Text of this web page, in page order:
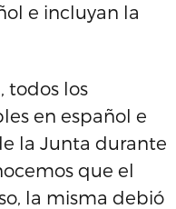
e incluyan la
todos los
en español e
la Junta durante
que el
la misma debió